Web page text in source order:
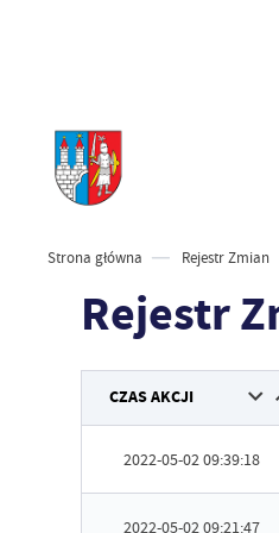
Strona główna Rejestr Zmian
Rejestr
CZAS AKCJI
2022-05-02 09:39:18
2022-05-02 09:21:47